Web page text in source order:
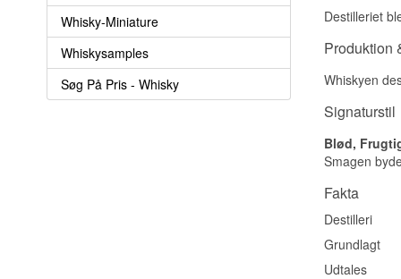
Whisky-Miniature
Whiskysamples
Søg På Pris - Whisky
Destilleriet
Produktion
Whiskyen
Signaturstil
Blød,
Smagen
Fakta
Destilleri
Grundlagt
Udtales